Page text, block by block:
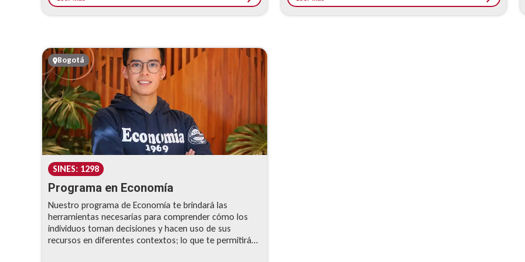
Bogotá
SINES: 1298
Programa en Economía
Nuestro programa de Economía te brindará las
herramientas necesarias para comprender cómo los
individuos toman decisiones y hacen uso de sus
recursos en diferentes contextos; lo que te permitirá